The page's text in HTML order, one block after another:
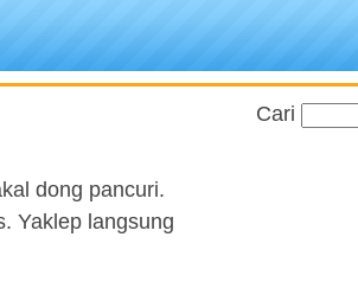
dong pancuri.
Yaklep langsung
Cari